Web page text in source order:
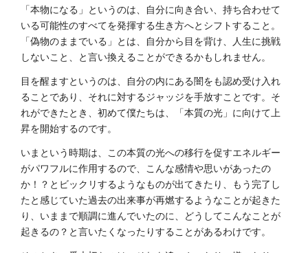
「本物になる」というのは、自分に向き合い、持ち合わせて
いる可能性のすべてを発揮する生き方へとシフトすること。
「偽物のままでいる」とは、自分から目を背け、人生に挑戦
しないこと、と言い換えることができるかもしれません。
目を醒ますというのは、自分の内にある闇をも認め受け入れ
ることであり、それに対するジャッジを手放すことです。そ
れができたとき、初めて僕たちは、「本質の光」に向けて上
昇を開始するのです。
いまという時期は、この本質の光への移行を促すエネルギー
がパワフルに作用するので、こんな感情や思いがあったの
か！？とビックリするようなものが出てきたり、もう完了し
たと感じていた過去の出来事が再燃するようなことが起きた
り、いままで順調に進んでいたのに、どうしてこんなことが
起きるの？と言いたくなったりすることがあるわけです。